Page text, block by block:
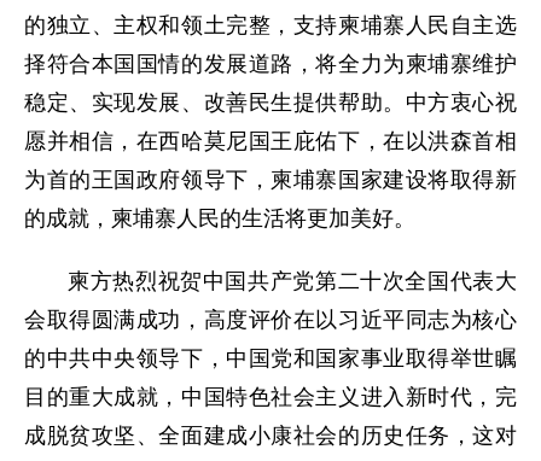
的独立、主权和领土完整，支持柬埔寨人民自主选
择符合本国国情的发展道路，将全力为柬埔寨维护
稳定、实现发展、改善民生提供帮助。中方衷心祝
愿并相信，在西哈莫尼国王庇佑下，在以洪森首相
为首的王国政府领导下，柬埔寨国家建设将取得新
的成就，柬埔寨人民的生活将更加美好。
柬方热烈祝贺中国共产党第二十次全国代表大
会取得圆满成功，高度评价在以习近平同志为核心
的中共中央领导下，中国党和国家事业取得举世瞩
目的重大成就，中国特色社会主义进入新时代，完
成脱贫攻坚、全面建成小康社会的历史任务，这对